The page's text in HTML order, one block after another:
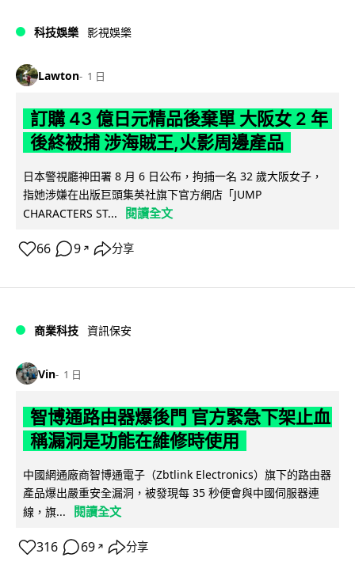
科技娛樂 影視娛樂
Lawton 1 日
訂購 43 億日元精品後棄單 大阪女 2 年
後終被捕 涉海賊王,火影周邊產品
日本警視廳神田署 8 月 6 日公布，拘捕一名 32 歲大阪女子，
指她涉嫌在出版巨頭集英社旗下官方網店「JUMP
CHARACTERS ST...
閱讀全文
66 9 ↗ 分享
商業科技 資訊保安
Vin 1 日
智博通路由器爆後門 官方緊急下架止血
稱漏洞是功能在維修時使用
中國網通廠商智博通電子（Zbtlink Electronics）旗下的路由器
產品爆出嚴重安全漏洞，被發現每 35 秒便會與中國伺服器連
線，旗...
閱讀全文
316 69 ↗ 分享